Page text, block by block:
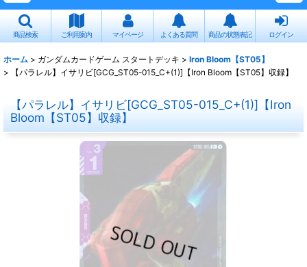
商品検索 ご利用案内 マイページ よくある質問 商品の状態表記 ログイン
ホーム > ガンダムカードゲーム スタートデッキ > Iron Bloom【ST05】
>
【パラレル】イサリビ[GCG_ST05-015_C+(1)]【Iron Bloom【ST05】収録】
【パラレル】イサリビ[GCG_ST05-015_C+(1)]【Iron
Bloom【ST05】収録】